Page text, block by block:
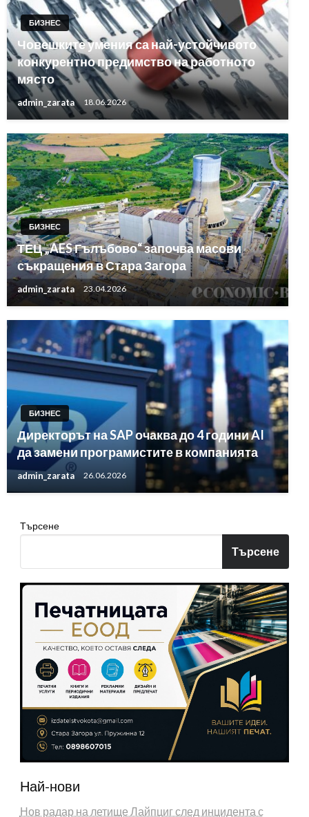
БИЗНЕС
Човешките умения са най-устойчивото
конкурентно предимство на работното
място
admin_zarata 18.06.2026
БИЗНЕС
ТЕЦ „AES Гълъбово“ започва масови
съкращения в Стара Загора
admin_zarata 23.04.2026
БИЗНЕС
Директорът на SAP очаква до 4 години AI
да замени програмистите в компанията
admin_zarata 26.06.2026
Търсене
Търсене
Най-нови
Нов радар на летище Лайпциг след инцидента с